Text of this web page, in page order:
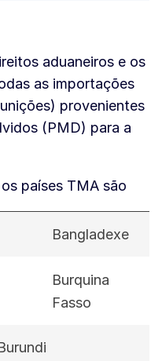
aduaneiros e os
as importações
provenientes
(PMD) para a
países TMA são
Bangladexe
Burquina
Fasso